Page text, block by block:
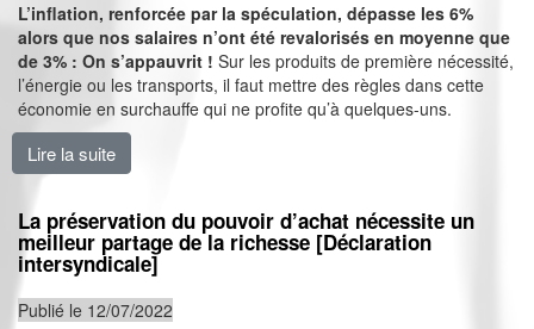
L’inflation, renforcée par la spéculation, dépasse les 6%
alors que nos salaires n’ont été revalorisés en moyenne que
de 3% : On s’appauvrit ! Sur les produits de première nécessité,
l’énergie ou les transports, il faut mettre des règles dans cette
économie en surchauffe qui ne profite qu’à quelques-uns.
Lire la suite
La préservation du pouvoir d’achat nécessite un
meilleur partage de la richesse [Déclaration
intersyndicale]
Publié le 12/07/2022